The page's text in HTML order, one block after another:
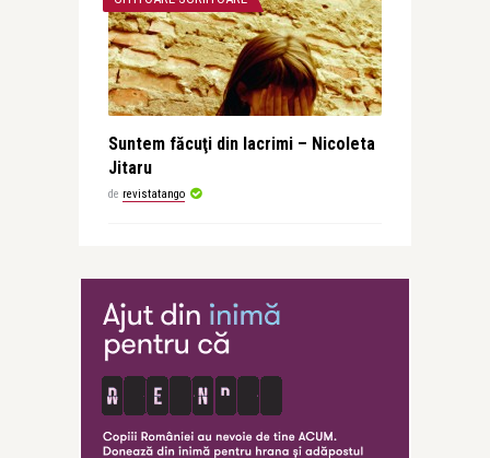
Suntem făcuţi din lacrimi – Nicoleta
Jitaru
de revistatango